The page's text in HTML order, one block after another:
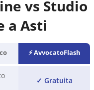
vs Studio
a Asti
⚡ AvvocatoFlash
✓ Gratuita